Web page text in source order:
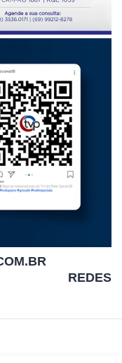
REDES